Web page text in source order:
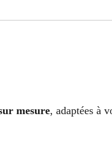
mesure, adaptées à